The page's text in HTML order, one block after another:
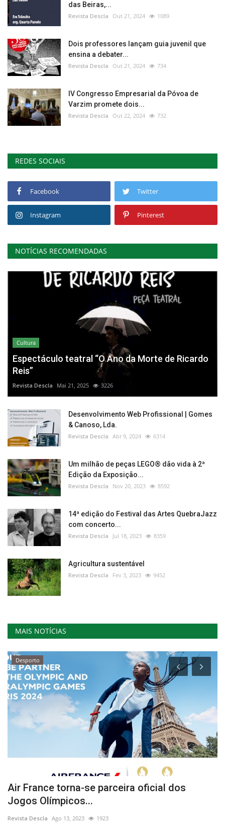
das Beiras,...
Revista Descla Out 21, 2024 1089
Dois professores lançam guia juvenil que
ensina a debater...
Revista Descla Out 21, 2024 734
IV Congresso Empresarial da Póvoa de
Varzim promete dois...
Revista Descla Out 22, 2024 732
REDES SOCIAIS
Facebook Twitter
Instagram Pinterest
NOTÍCIAS RECOMENDADAS
Cultura
Espectáculo teatral “O Ano da Morte de Ricardo
Reis”
Revista Descla Mai 21, 2025 3226
Desenvolvimento Web Profissional | Gomes
& Canoso, Lda.
Revista Descla Abr 9, 2024 6314
Um milhão de peças LEGO® dão vida à 2ª
Edição da Exposição...
Revista Descla Nov 20, 2023 8592
14ª edição do Festival das Artes QuebraJazz
com concerto...
Revista Descla Jul 18, 2023 8359
Agricultura sustentável
Revista Descla Fev 3, 2023 9452
MAIS NOTÍCIAS
Desporto
Air France torna-se parceira oficial dos
Jogos Olímpicos...
Revista Descla Ago 13, 2023 1923